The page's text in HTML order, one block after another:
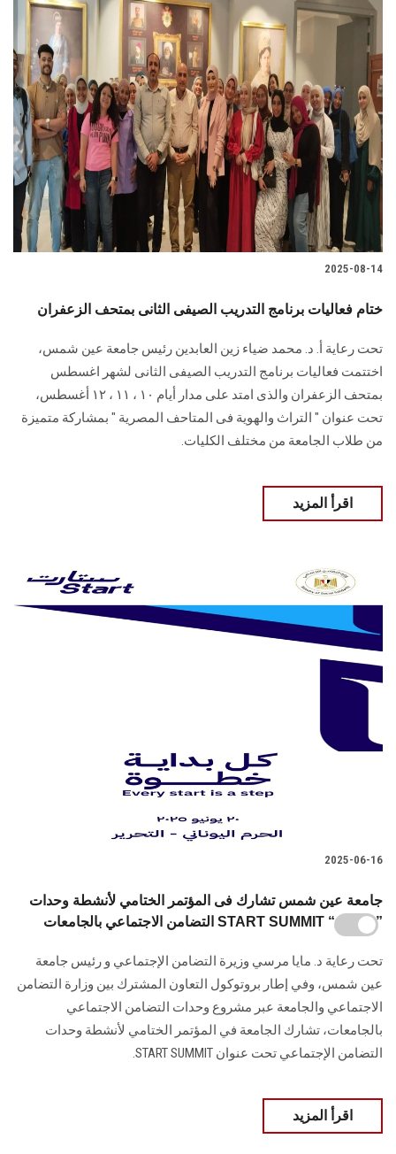
2025-08-14
ختام فعاليات برنامج التدريب الصيفى الثانى بمتحف الزعفران
تحت رعاية أ. د. محمد ضياء زين العابدين رئيس جامعة عين شمس،
اختتمت فعاليات برنامج التدريب الصيفى الثانى لشهر اغسطس
بمتحف الزعفران والذى امتد على مدار أيام ١٠ ، ١١ ، ١٢ أغسطس،
تحت عنوان " التراث والهوية فى المتاحف المصرية " بمشاركة متميزة
من طلاب الجامعة من مختلف الكليات.
اقرأ المزيد
2025-06-16
جامعة عين شمس تشارك فى المؤتمر الختامي لأنشطة وحدات
التضامن الاجتماعي بالجامعات START SUMMIT “ستارت”
تحت رعاية د. مايا مرسي وزيرة التضامن الإجتماعي و رئيس جامعة
عين شمس، وفي إطار بروتوكول التعاون المشترك بين وزارة التضامن
الاجتماعي والجامعة عبر مشروع وحدات التضامن الاجتماعي
بالجامعات، تشارك الجامعة في المؤتمر الختامي لأنشطة وحدات
التضامن الإجتماعي تحت عنوان START SUMMIT.
اقرأ المزيد